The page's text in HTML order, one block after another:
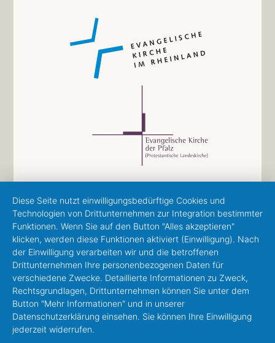
Diese Seite nutzt einwilligungsbedürftige Cookies und
Technologien von Drittunternehmen zur Integration bestimmter
Funktionen. Wenn Sie auf den Button "Alles akzeptieren"
klicken, werden diese Funktionen aktiviert (Einwilligung). Nach
der Einwilligung verarbeiten wir und die betroffenen
Drittunternehmen Ihre personenbezogenen Daten für
verschiedene Zwecke. Detaillierte Informationen zu Zweck,
Rechtsgrundlagen, Drittunternehmen können Sie unter dem
Button "Mehr Informationen" und in unserer
Datenschutzerklärung einsehen. Sie können Ihre Einwilligung
jederzeit widerrufen.